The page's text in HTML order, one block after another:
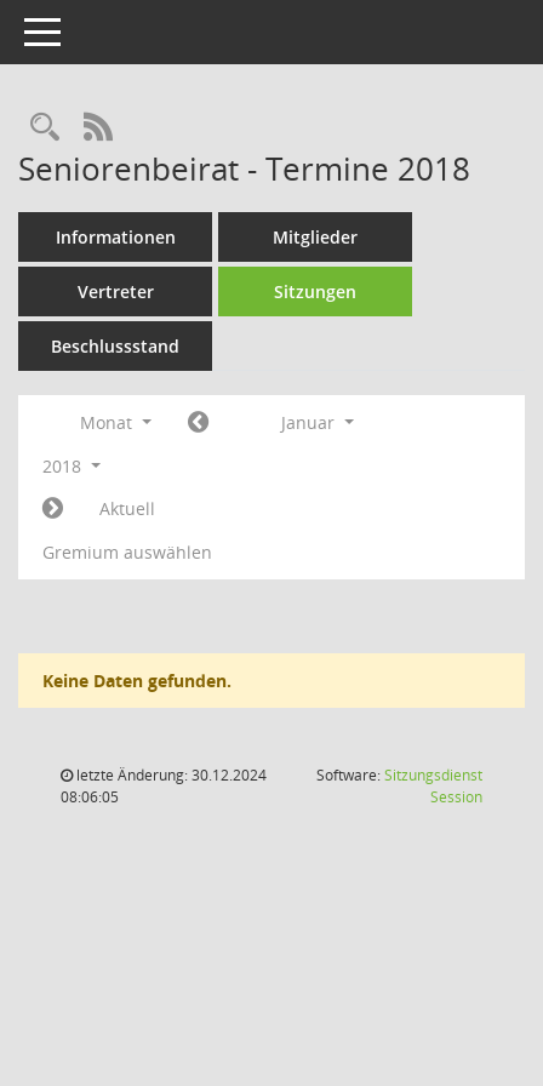
Toggle navigation
Rechercheauswahl
RSS-Feed
Seniorenbeirat - Termine 2018
Informationen Mitglieder
Vertreter Sitzungen
Beschlussstand
Monat
Januar
2018
Aktuell
Gremium auswählen
Keine Daten gefunden.
letzte Änderung: 30.12.2024
08:06:05
Software:Sitzungsdienst
Session(Wird in